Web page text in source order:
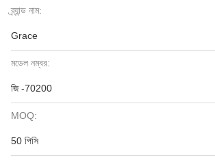
ব্র্যান্ড নাম:
Grace
মডেল নম্বর:
জি -70200
MOQ:
50 পিসি